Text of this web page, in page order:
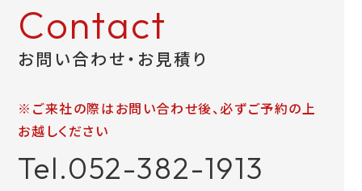
Contact
お問い合わせ・お見積り
※ご来社の際はお問い合わせ後、必ずご予約の上
お越しください
Tel.052-382-1913